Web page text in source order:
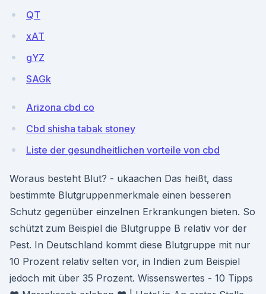
QT
xAT
gYZ
SAGk
Arizona cbd co
Cbd shisha tabak stoney
Liste der gesundheitlichen vorteile von cbd
Woraus besteht Blut? - ukaachen Das heißt, dass
bestimmte Blutgruppenmerkmale einen besseren
Schutz gegenüber einzelnen Erkrankungen bieten. So
schützt zum Beispiel die Blutgruppe B relativ vor der
Pest. In Deutschland kommt diese Blutgruppe mit nur
10 Prozent relativ selten vor, in Indien zum Beispiel
jedoch mit über 35 Prozent. Wissenswertes - 10 Tipps